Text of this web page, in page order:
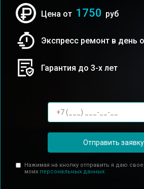
Цена от 1750 руб
Экспресс ремонт в день
Гарантия до 3-х лет
Отправить заявку
Нажимая на кнопку отправить я даю
моих персональных данных.